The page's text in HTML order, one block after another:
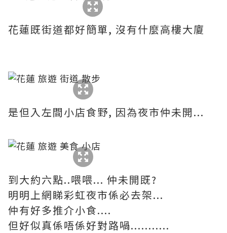
花蓮既街道都好簡單, 沒有什麼高樓大廈
是但入左間小店食野, 因為夜市仲未開...
到大約六點..喂喂... 仲未開既?
明明上網睇彩虹夜市係必去架...
仲有好多推介小食....
但好似真係唔係好對路喎...........